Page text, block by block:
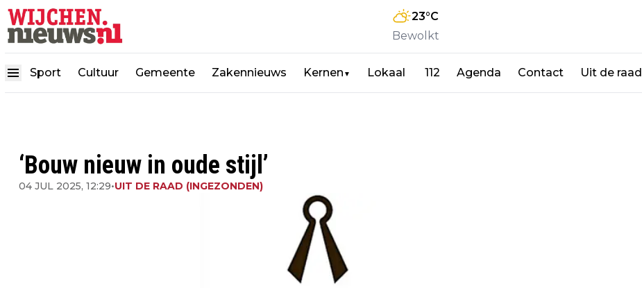
23°C
Bewolkt
Sport Cultuur Gemeente Zakennieuws Kernen ▼ Lokaal 112 Agenda Contact Uit de raad
‘Bouw nieuw in oude stijl’
04 JUL 2025, 12:29•UIT DE RAAD (INGEZONDEN)